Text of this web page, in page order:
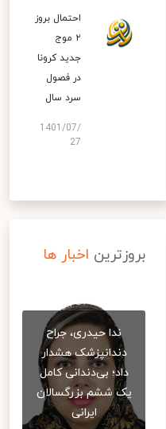
احتمال بروز
۲ موج
جدید کرونا
در فصول
سرد سال
1401/07/
27
بروزترین اخبار ها
ندا حیدری، جراح
دندانپزشک هشدار
داد؛ بی‌دندانی کامل
یک ششم بزرگسالان
ایرانی